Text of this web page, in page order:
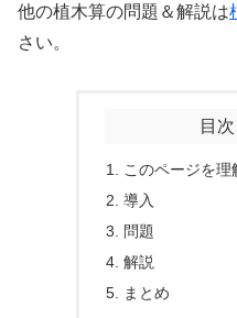
他の植木算の問題＆解説は
さい。
目次
このページを
導入
問題
解説
まとめ